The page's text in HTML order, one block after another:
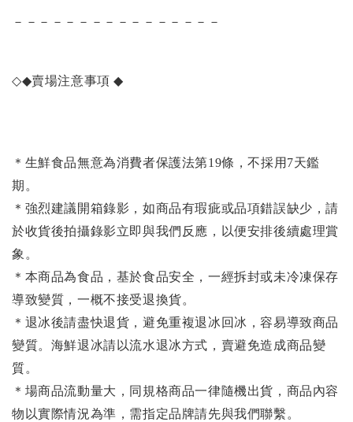
－－－－－－－－－－－－－－－－
◇◆賣場注意事項◆
＊生鮮食品無意為消費者保護法第19條，不採用7天鑑
期。
＊強烈建議開箱錄影，如商品有瑕疵或品項錯誤缺少，請
於收貨後拍攝錄影立即與我們反應，以便安排後續處理賞
象。
＊本商品為食品，基於食品安全，一經拆封或未冷凍保存
導致變質，一概不接受退換貨。
＊退冰後請盡快退貨，避免重複退冰回冰，容易導致商品
變質。海鮮退冰請以流水退冰方式，賣避免造成商品變
質。
＊場商品流動量大，同規格商品一律隨機出貨，商品內容
物以實際情況為準，需指定品牌請先與我們聯繫。